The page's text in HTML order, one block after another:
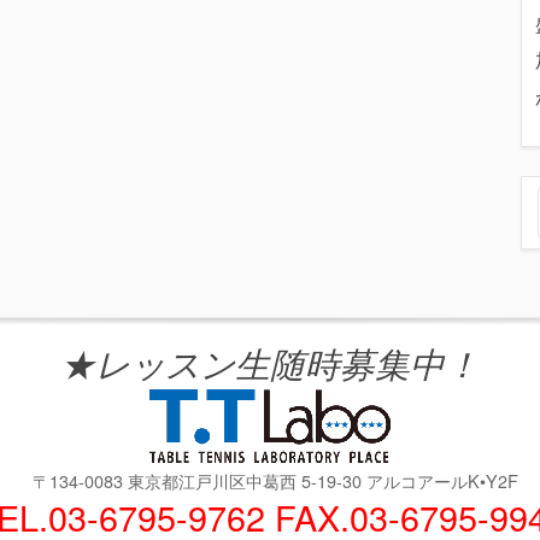
★レッスン生随時募集中！
〒134-0083 東京都江戸川区中葛西 5-19-30 アルコアールK•Y2F
6795-9762 FAX.03-6795-